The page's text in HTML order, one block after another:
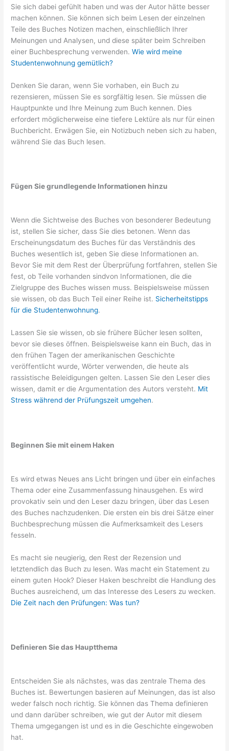
Sie sich dabei gefühlt haben und was der Autor hätte besser
machen können. Sie können sich beim Lesen der einzelnen
Teile des Buches Notizen machen, einschließlich Ihrer
Meinungen und Analysen, und diese später beim Schreiben
einer Buchbesprechung verwenden.Wie wird meine
Studentenwohnung gemütlich?
Denken Sie daran, wenn Sie vorhaben, ein Buch zu
rezensieren, müssen Sie es sorgfältig lesen. Sie müssen die
Hauptpunkte und Ihre Meinung zum Buch kennen. Dies
erfordert möglicherweise eine tiefere Lektüre als nur für einen
Buchbericht. Erwägen Sie, ein Notizbuch neben sich zu haben,
während Sie das Buch lesen.
Fügen Sie grundlegende Informationen hinzu
Wenn die Sichtweise des Buches von besonderer Bedeutung
ist, stellen Sie sicher, dass Sie dies betonen. Wenn das
Erscheinungsdatum des Buches für das Verständnis des
Buches wesentlich ist, geben Sie diese Informationen an.
Bevor Sie mit dem Rest der Überprüfung fortfahren, stellen Sie
fest, ob Teile vorhanden sindvon Informationen, die die
Zielgruppe des Buches wissen muss. Beispielsweise müssen
sie wissen, ob das Buch Teil einer Reihe ist. Sicherheitstipps
für die Studentenwohnung.
Lassen Sie sie wissen, ob sie frühere Bücher lesen sollten,
bevor sie dieses öffnen. Beispielsweise kann ein Buch, das in
den frühen Tagen der amerikanischen Geschichte
veröffentlicht wurde, Wörter verwenden, die heute als
rassistische Beleidigungen gelten. Lassen Sie den Leser dies
wissen, damit er die Argumentation des Autors versteht. Mit
Stress während der Prüfungszeit umgehen.
Beginnen Sie mit einem Haken
Es wird etwas Neues ans Licht bringen und über ein einfaches
Thema oder eine Zusammenfassung hinausgehen. Es wird
provokativ sein und den Leser dazu bringen, über das Lesen
des Buches nachzudenken. Die ersten ein bis drei Sätze einer
Buchbesprechung müssen die Aufmerksamkeit des Lesers
fesseln.
Es macht sie neugierig, den Rest der Rezension und
letztendlich das Buch zu lesen. Was macht ein Statement zu
einem guten Hook? Dieser Haken beschreibt die Handlung des
Buches ausreichend, um das Interesse des Lesers zu wecken.
Die Zeit nach den Prüfungen: Was tun?
Definieren Sie das Hauptthema
Entscheiden Sie als nächstes, was das zentrale Thema des
Buches ist. Bewertungen basieren auf Meinungen, das ist also
weder falsch noch richtig. Sie können das Thema definieren
und dann darüber schreiben, wie gut der Autor mit diesem
Thema umgegangen ist und es in die Geschichte eingewoben
hat.